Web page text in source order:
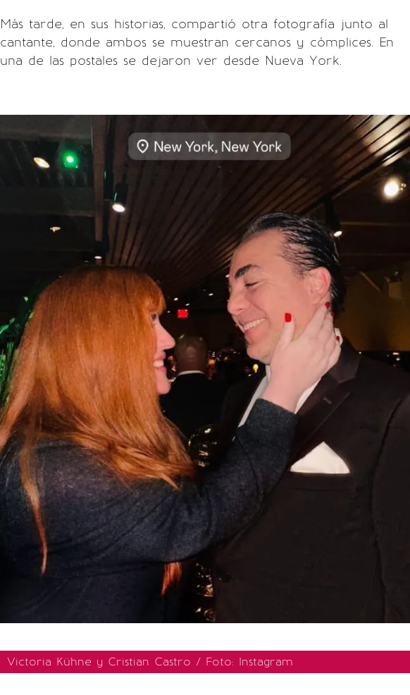
Más tarde, en sus historias, compartió otra fotografía junto al
cantante, donde ambos se muestran cercanos y cómplices. En
una de las postales se dejaron ver desde Nueva York.
Victoria Kühne y Cristian Castro / Foto: Instagram